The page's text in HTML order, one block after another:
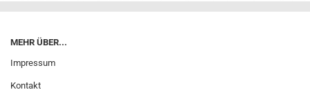
MEHR ÜBER...
Impressum
Kontakt